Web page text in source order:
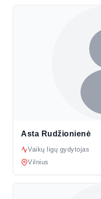
Asta Rudžionienė
Vaikų ligų gydytojas
Vilnius